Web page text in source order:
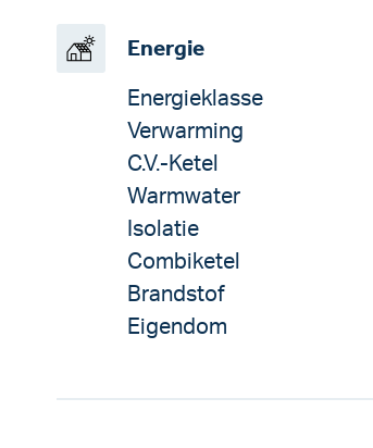
Energie
Energieklasse
Verwarming
C.V.-Ketel
Warmwater
Isolatie
Combiketel
Brandstof
Eigendom